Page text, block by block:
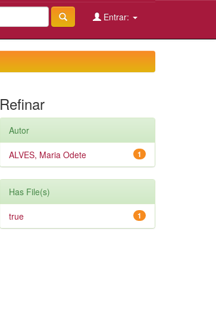
Entrar:
Refinar
Autor
1
ALVES, Maria Odete
Has File(s)
1
true